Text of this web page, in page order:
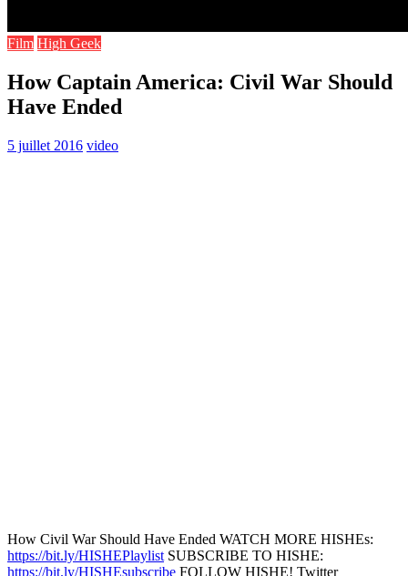
Film High Geek
How Captain America: Civil War Should
Have Ended
5 juillet 2016 video
How Civil War Should Have Ended WATCH MORE HISHEs:
https://bit.ly/HISHEPlaylist SUBSCRIBE TO HISHE:
https://bit.ly/HISHEsubscribe FOLLOW HISHE! Twitter